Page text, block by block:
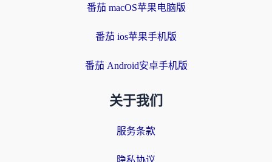
番茄 macOS苹果电脑版
番茄 ios苹果手机版
番茄 Android安卓手机版
关于我们
服务条款
隐私协议